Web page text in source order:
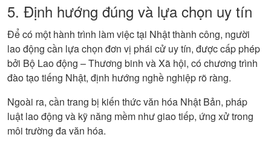
5. Định hướng đúng và lựa chọn uy tín
Để có một hành trình làm việc tại Nhật thành công, người
lao động cần lựa chọn đơn vị phái cử uy tín, được cấp phép
bởi Bộ Lao động – Thương binh và Xã hội, có chương trình
đào tạo tiếng Nhật, định hướng nghề nghiệp rõ ràng.
Ngoài ra, cần trang bị kiến thức văn hóa Nhật Bản, pháp
luật lao động và kỹ năng mềm như giao tiếp, ứng xử trong
môi trường đa văn hóa.